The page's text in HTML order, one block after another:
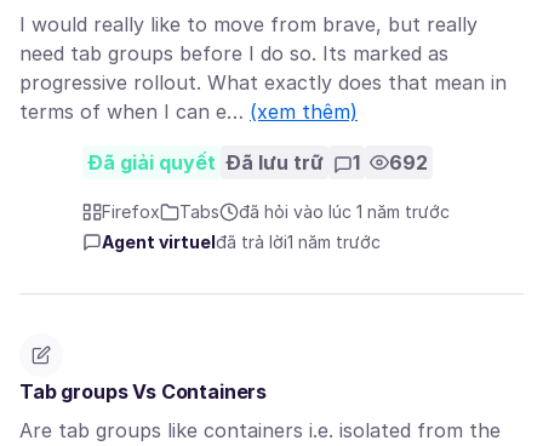
I would really like to move from brave, but really
need tab groups before I do so. Its marked as
progressive rollout. What exactly does that mean in
terms of when I can e… (xem thêm)
Đã giải quyết Đã lưu trữ 1 692
Firefox Tabs
đã hỏi vào lúc 1 năm trước
Agent virtuel đã trả lời1 năm trước
Tab groups Vs Containers
Are tab groups like containers i.e. isolated from the